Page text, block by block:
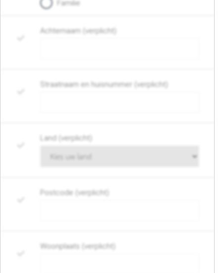
Familie
Achternaam (verplicht)
Straatnaam en huisnummer (verplicht)
Land (verplicht)
Postcode (verplicht)
Woonplaats (verplicht)